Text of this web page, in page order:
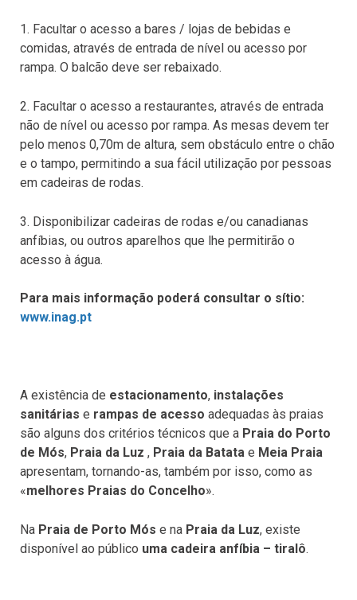
1. Facultar o acesso a bares / lojas de bebidas e
comidas, através de entrada de nível ou acesso por
rampa. O balcão deve ser rebaixado.
2. Facultar o acesso a restaurantes, através de entrada
não de nível ou acesso por rampa. As mesas devem ter
pelo menos 0,70m de altura, sem obstáculo entre o chão
e o tampo, permitindo a sua fácil utilização por pessoas
em cadeiras de rodas.
3. Disponibilizar cadeiras de rodas e/ou canadianas
anfíbias, ou outros aparelhos que lhe permitirão o
acesso à água.
Para mais informação poderá consultar o sítio:
www.inag.pt
A existência de estacionamento, instalações
sanitárias e rampas de acesso adequadas às praias
são alguns dos critérios técnicos que a Praia do Porto
de Mós, Praia da Luz , Praia da Batata e Meia Praia
apresentam, tornando-as, também por isso, como as
«melhores Praias do Concelho».
Na Praia de Porto Mós e na Praia da Luz, existe
disponível ao público uma cadeira anfíbia – tiralô.